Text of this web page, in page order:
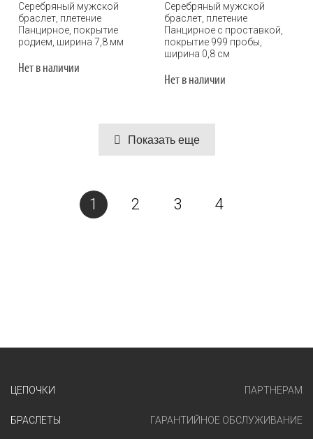
Серебряный мужской
браслет, плетение
Панцирное, покрытие
родием, ширина 7,8 мм
Нет в наличии
Серебряный мужской
браслет, плетение
Панцирное с проставкой,
покрытие 999 пробы,
ширина 0,8 см
Нет в наличии
Показать еще
1 2 3 4
ЦЕПОЧКИ
БРАСЛЕТЫ
ПАРТНЕРАМ
ГАРАНТИЙНОЕ ОБСЛУЖИВАНИЕ